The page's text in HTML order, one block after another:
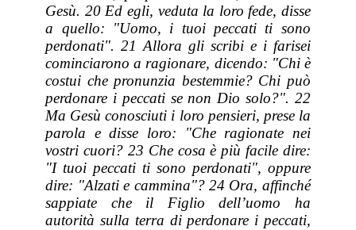
Gesù. 20 Ed egli, veduta la loro fede, disse
a quello: "Uomo, i tuoi peccati ti sono
perdonati". 21 Allora gli scribi e i farisei
cominciarono a ragionare, dicendo: "Chi è
costui che pronunzia bestemmie? Chi può
perdonare i peccati se non Dio solo?". 22
Ma Gesù conosciuti i loro pensieri, prese la
parola e disse loro: "Che ragionate nei
vostri cuori? 23 Che cosa è più facile dire:
"I tuoi peccati ti sono perdonati", oppure
dire: "Alzati e cammina"? 24 Ora, affinché
sappiate che il Figlio dell’uomo ha
autorità sulla terra di perdonare i peccati,